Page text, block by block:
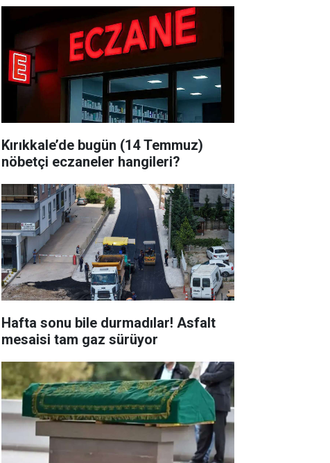
Kırıkkale’de bugün (14 Temmuz)
nöbetçi eczaneler hangileri?
Hafta sonu bile durmadılar! Asfalt
mesaisi tam gaz sürüyor